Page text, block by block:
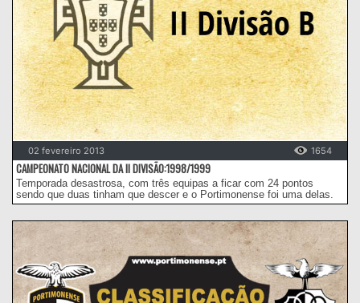
02 fevereiro 2013 1654
CAMPEONATO NACIONAL DA II DIVISÃO:1998/1999
Temporada desastrosa, com três equipas a ficar com 24 pontos
sendo que duas tinham que descer e o Portimonense foi uma delas.